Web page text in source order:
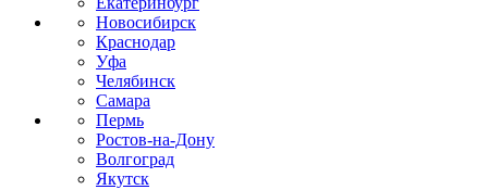
Новосибирск
Краснодар
Уфа
Челябинск
Самара
Пермь
Ростов-на-Дону
Волгоград
Якутск